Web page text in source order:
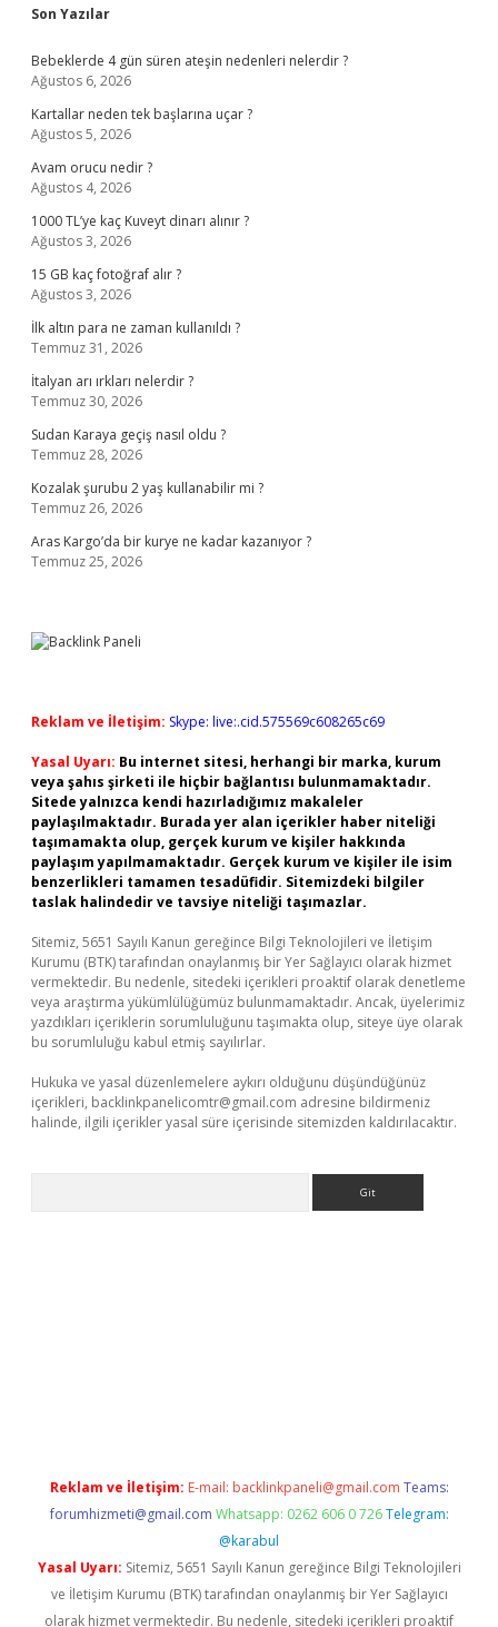
Sidebar
Son Yazılar
Bebeklerde 4 gün süren ateşin nedenleri nelerdir ?
Ağustos 6, 2026
Kartallar neden tek başlarına uçar ?
Ağustos 5, 2026
Avam orucu nedir ?
Ağustos 4, 2026
1000 TL’ye kaç Kuveyt dinarı alınır ?
Ağustos 3, 2026
15 GB kaç fotoğraf alır ?
Ağustos 3, 2026
İlk altın para ne zaman kullanıldı ?
Temmuz 31, 2026
İtalyan arı ırkları nelerdir ?
Temmuz 30, 2026
Sudan Karaya geçiş nasıl oldu ?
Temmuz 28, 2026
Kozalak şurubu 2 yaş kullanabilir mi ?
Temmuz 26, 2026
Aras Kargo’da bir kurye ne kadar kazanıyor ?
Temmuz 25, 2026
Reklam ve İletişim: Skype: live:.cid.575569c608265c69
Yasal Uyarı: Bu internet sitesi, herhangi bir marka, kurum
veya şahıs şirketi ile hiçbir bağlantısı bulunmamaktadır.
Sitede yalnızca kendi hazırladığımız makaleler
paylaşılmaktadır. Burada yer alan içerikler haber niteliği
taşımamakta olup, gerçek kurum ve kişiler hakkında
paylaşım yapılmamaktadır. Gerçek kurum ve kişiler ile isim
benzerlikleri tamamen tesadüfidir. Sitemizdeki bilgiler
taslak halindedir ve tavsiye niteliği taşımazlar.
Sitemiz, 5651 Sayılı Kanun gereğince Bilgi Teknolojileri ve İletişim
Kurumu (BTK) tarafından onaylanmış bir Yer Sağlayıcı olarak hizmet
vermektedir. Bu nedenle, sitedeki içerikleri proaktif olarak denetleme
veya araştırma yükümlülüğümüz bulunmamaktadır. Ancak, üyelerimiz
yazdıkları içeriklerin sorumluluğunu taşımakta olup, siteye üye olarak
bu sorumluluğu kabul etmiş sayılırlar.
Hukuka ve yasal düzenlemelere aykırı olduğunu düşündüğünüz
içerikleri, backlinkpanelicomtr@gmail.com adresine bildirmeniz
halinde, ilgili içerikler yasal süre içerisinde sitemizden kaldırılacaktır.
Reklam ve İletişim: E-mail: backlinkpaneli@gmail.com Teams:
forumhizmeti@gmail.com Whatsapp: 0262 606 0 726 Telegram:
@karabul
Yasal Uyarı: Sitemiz, 5651 Sayılı Kanun gereğince Bilgi Teknolojileri
ve İletişim Kurumu (BTK) tarafından onaylanmış bir Yer Sağlayıcı
olarak hizmet vermektedir. Bu nedenle, sitedeki içerikleri proaktif